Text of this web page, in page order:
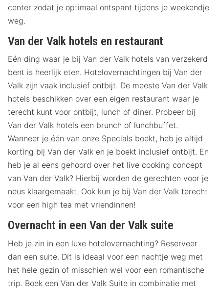
center zodat je optimaal ontspant tijdens je weekendje
weg.
Van der Valk hotels en restaurant
Eén ding waar je bij Van der Valk hotels van verzekerd
bent is heerlijk eten. Hotelovernachtingen bij Van der
Valk zijn vaak inclusief ontbijt. De meeste Van der Valk
hotels beschikken over een eigen restaurant waar je
terecht kunt voor ontbijt, lunch of diner. Probeer bij
Van der Valk hotels een brunch of lunchbuffet.
Wanneer je één van onze Specials boekt, heb je altijd
korting bij Van der Valk en je boekt inclusief ontbijt. En
heb je al eens gehoord over het live cooking concept
van Van der Valk? Hierbij worden de gerechten voor je
neus klaargemaakt. Ook kun je bij Van der Valk terecht
voor een high tea met vriendinnen!
Overnacht in een Van der Valk suite
Heb je zin in een luxe hotelovernachting? Reserveer
dan een suite. Dit is ideaal voor een nachtje weg met
het hele gezin of misschien wel voor een romantische
trip. Boek een Van der Valk Suite in combinatie met